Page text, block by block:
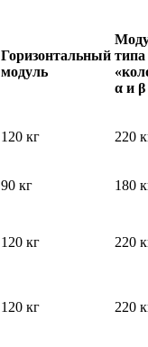
Горизонтальный
модуль
типа
α и β
120 кг 220
90 кг 180
120 кг 220
120 кг 220